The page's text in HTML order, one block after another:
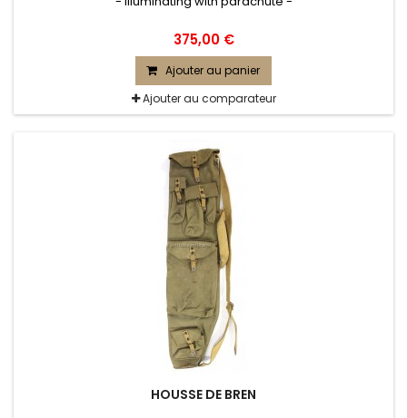
375,00 €
Ajouter au panier
Ajouter au comparateur
HOUSSE DE BREN